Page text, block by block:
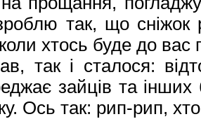
так, що
хтось буде до вас
так і сталося:
зайців та інших
Ось так: рип-рип,